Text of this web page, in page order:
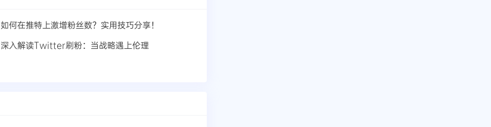
如何在推特上激增粉丝数？实用技巧分享！
深入解读Twitter刷粉：当战略遇上伦理